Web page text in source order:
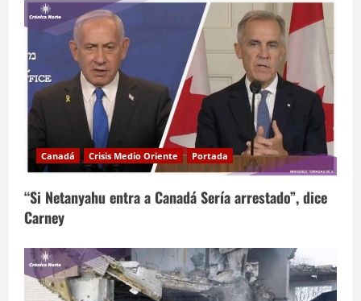
Canadá Crisis Medio Oriente Portada
“Si Netanyahu entra a Canadá Sería arrestado”, dice
Carney